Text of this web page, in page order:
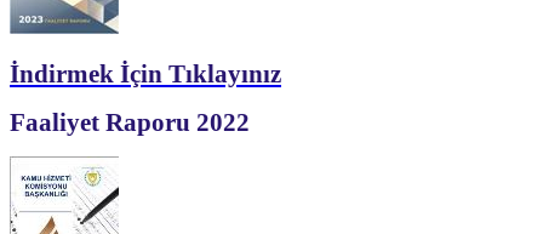
İndirmek İçin Tıklayınız
Faaliyet Raporu 2022